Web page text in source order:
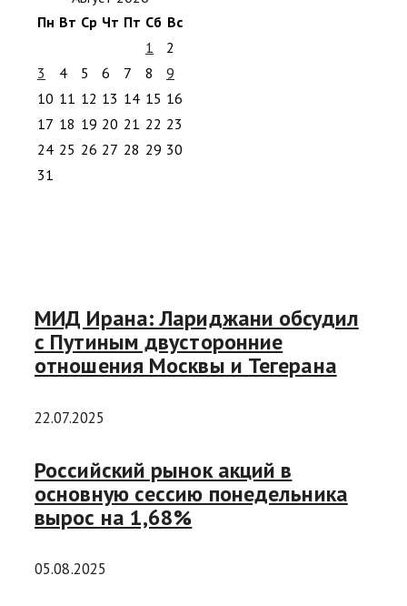
Пн Вт Ср Чт Пт Сб Вс
1
2
3
4 5 6 7 8
9
10 11 12 13 14 15 16
17 18 19 20 21 22 23
24 25 26 27 28 29 30
31
МИД Ирана: Лариджани обсудил
с Путиным двусторонние
отношения Москвы и Тегерана
22.07.2025
Российский рынок акций в
основную сессию понедельника
вырос на 1,68%
05.08.2025